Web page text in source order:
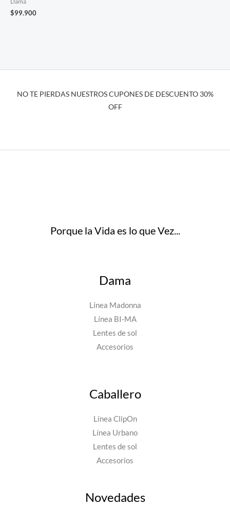
$99.900
NO TE PIERDAS NUESTROS CUPONES DE DESCUENTO 30%
OFF
Porque la Vida es lo que Vez...
Dama
Línea Madonna
Línea BI-MA
Lentes de sol
Accesorios
Caballero
Línea ClipOn
Línea Urbano
Lentes de sol
Accesorios
Novedades